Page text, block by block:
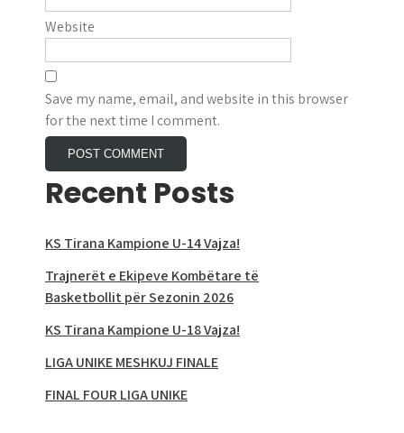
Website
Save my name, email, and website in this browser
for the next time I comment.
Recent Posts
KS Tirana Kampione U-14 Vajza!
Trajnerët e Ekipeve Kombëtare të
Basketbollit për Sezonin 2026
KS Tirana Kampione U-18 Vajza!
LIGA UNIKE MESHKUJ FINALE
FINAL FOUR LIGA UNIKE